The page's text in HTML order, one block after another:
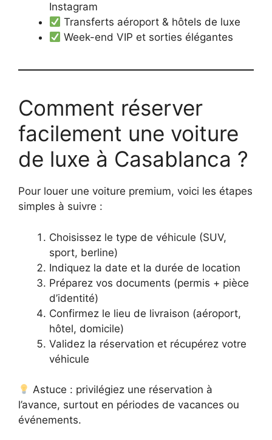
Instagram
Transferts aéroport & hôtels de luxe
Week-end VIP et sorties élégantes
Comment réserver
facilement une voiture
de luxe à Casablanca ?
Pour louer une voiture premium, voici les étapes
simples à suivre :
Choisissez le type de véhicule (SUV,
sport, berline)
Indiquez la date et la durée de location
Préparez vos documents (permis + pièce
d’identité)
Confirmez le lieu de livraison (aéroport,
hôtel, domicile)
Validez la réservation et récupérez votre
véhicule
Astuce : privilégiez une réservation à
l’avance, surtout en périodes de vacances ou
événements.